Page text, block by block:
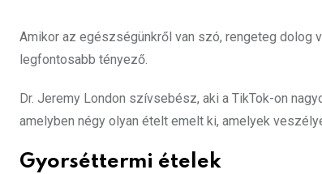
Amikor az egészségünkről van szó, rengeteg dolog
legfontosabb tényező.
Dr. Jeremy London szívsebész, aki a TikTok-on
amelyben négy olyan ételt emelt ki, amelyek
Gyorséttermi ételek